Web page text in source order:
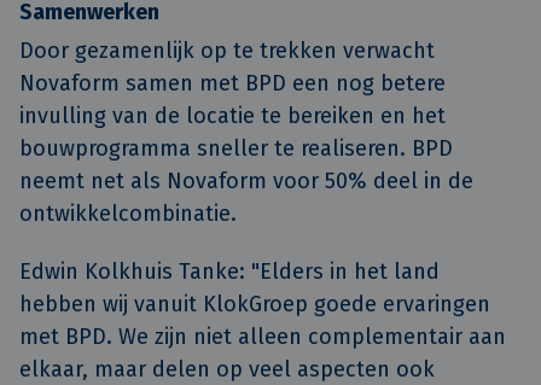
Samenwerken
Door gezamenlijk op te trekken verwacht
Novaform samen met BPD een nog betere
invulling van de locatie te bereiken en het
bouwprogramma sneller te realiseren. BPD
neemt net als Novaform voor 50% deel in de
ontwikkelcombinatie.
Edwin Kolkhuis Tanke: "Elders in het land
hebben wij vanuit KlokGroep goede ervaringen
met BPD. We zijn niet alleen complementair aan
elkaar, maar delen op veel aspecten ook